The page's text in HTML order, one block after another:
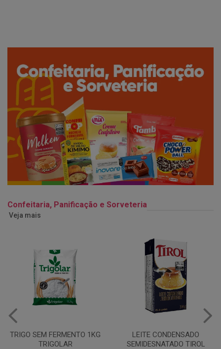
Confeitaria, Panificação e Sorveteria
Veja mais
LEITE CONDENSADO
SEMIDESNATADO TIROL
CHANTILINHO EM PO 400G
MIX